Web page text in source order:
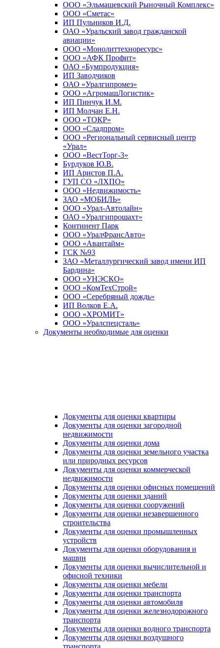
ООО «Эльмашевский Рыночный Комплекс»
ООО «Сметас»
ИП Пульников И.Д.
ОАО «Уральский завод гражданской
авиации»
ООО «Монолиттехноресурс»
ООО «АФК Профит»
ОАО «Бумпродукция»
ИП Заводчиков
ОАО «Уралгипромез»
ООО «АгромашЛогистик»
ИП Пинчук И.М.
ИП Молчан Е.Н.
ООО «ТОКР»
ООО «Сладпром»
ООО «Региональный сервисный центр
«Урал»
ООО «ВестТорг-3»
Бурдуков Ю.В.
ИП Аристов П.А.
ГУП СО «ЛХПО»
ООО «Недвижимость»
ЗАО «МОБИЛЬ»
ООО «Урал-Автолайн»
ОАО «Уралгипрошахт»
Континент Парк
ООО «УралФрансАвто»
ООО «Авантайм»
ГСК №93
ЗАО «Металлургический завод имени ИП
Бардина»
ООО «УНЭСКО»
ООО «КомТехСтрой»
ООО «Серебряный дождь»
ИП Волков Е.А.
ООО «ХРОМИТ»
ООО «Уралспецсталь»
Документы необходимые для оценки
Документы для оценки квартиры
Документы для оценки загородной
недвижимости
Документы для оценки дома
Документы для оценки земельного участка
или природных ресурсов
Документы для оценки коммерческой
недвижимости
Документы для оценки офисных помещений
Документы для оценки зданий
Документы для оценки сооружений
Документы для оценки незавершенного
строительства
Документы для оценки промышленных
устройств
Документы для оценки оборудования и
машин
Документы для оценки вычислительной и
офисной техники
Документы для оценки мебели
Документы для оценки транспорта
Документы для оценки автомобиля
Документы для оценки железнодорожного
транспорта
Документы для оценки водного транспорта
Документы для оценки воздушного
транспорта